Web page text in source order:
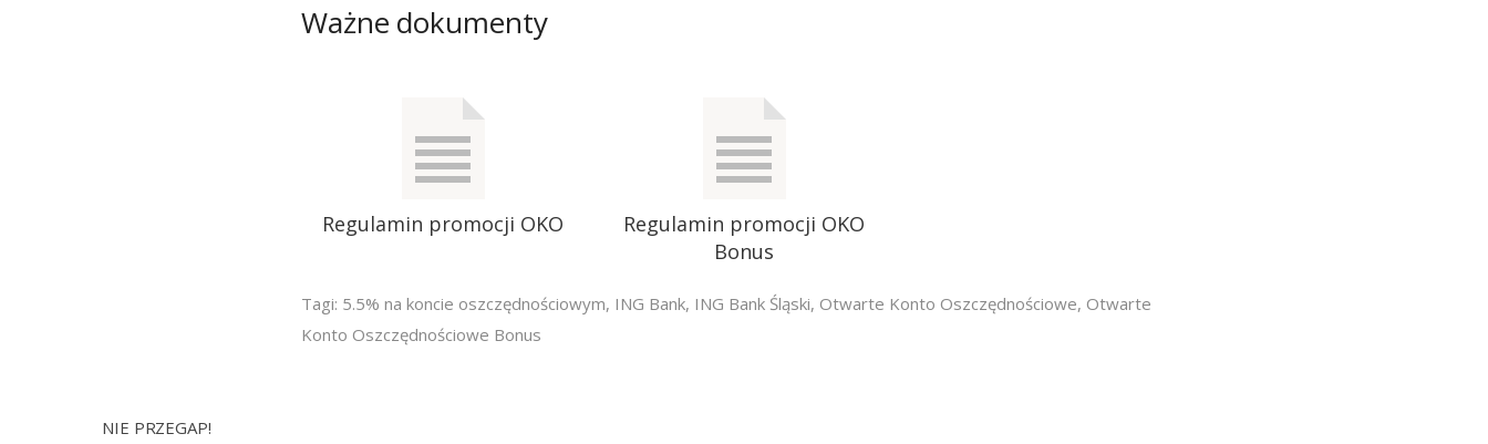
Ważne dokumenty
Regulamin promocji OKO
Regulamin promocji OKO
Bonus
Tagi: 5.5% na koncie oszczędnościowym, ING Bank, ING Bank Śląski, Otwarte Konto Oszczędnościowe, Otwarte
Konto Oszczędnościowe Bonus
NIE PRZEGAP!